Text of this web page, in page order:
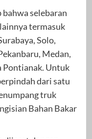
selebaran
termasuk
Solo,
Medan,
Pontianak. Untuk
dari satu
truk
Bahan Bakar